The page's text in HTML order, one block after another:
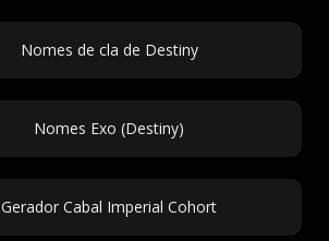
Nomes de cla de Destiny
Nomes Exo (Destiny)
Gerador Cabal Imperial Cohort